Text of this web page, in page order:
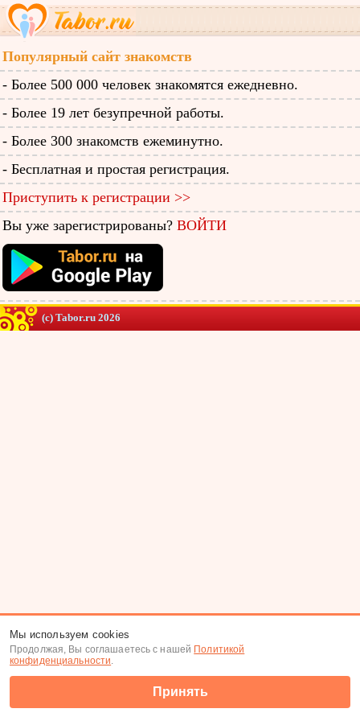
Популярный сайт знакомств
- Более 500 000 человек знакомятся ежедневно.
- Более 19 лет безупречной работы.
- Более 300 знакомств ежеминутно.
- Бесплатная и простая регистрация.
Приступить к регистрации >>
Вы уже зарегистрированы? ВОЙТИ
(c) Tabor.ru 2026
Мы используем cookies
Продолжая, Вы соглашаетесь с нашей Политикой
конфиденциальности.
Принять